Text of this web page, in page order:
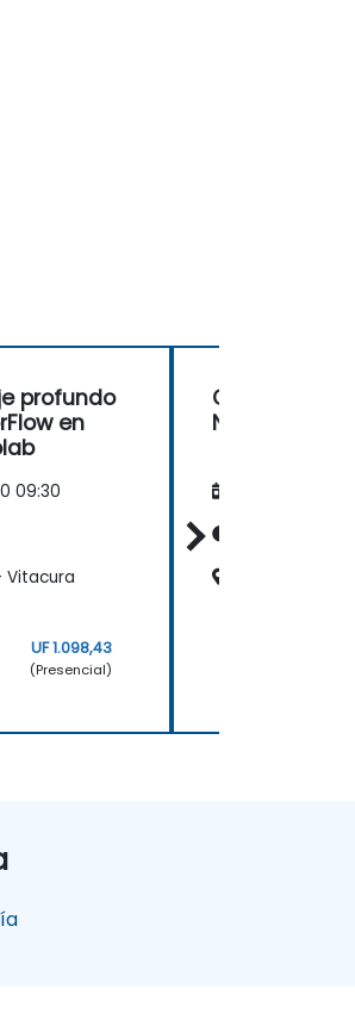
profundo
en
09:30
Vitacura
UF 1.098,43
(Presencial)
Comprender
Neuronales